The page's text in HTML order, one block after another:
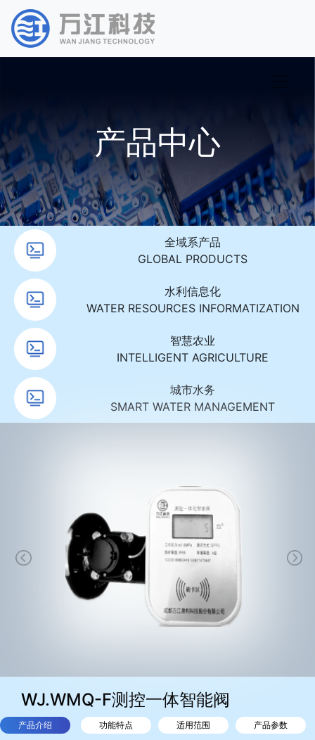
产品中心
全域系产品
GLOBAL PRODUCTS
水利信息化
WATER RESOURCES INFORMATIZATION
智慧农业
INTELLIGENT AGRICULTURE
城市水务
SMART WATER MANAGEMENT
WJ.WMQ-F测控一体智能阀
产品介绍 功能特点 适用范围 产品参数